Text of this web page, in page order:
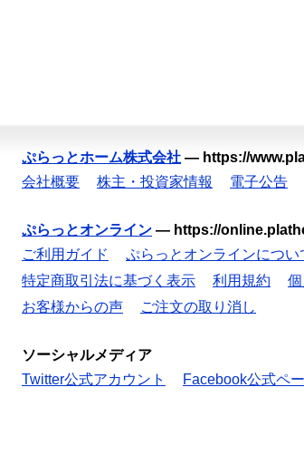
ぷらっとホーム株式会社 — https://
会社概要
株主・投資家情報 電子公告
ぷらっとオンライン — https://
ご利用ガイド
ぷらっとオンラインについ
特定商取引法に基づく表示
利用規約
お客様からの声
ご注文の取り消し
ソーシャルメディア
Twitter公式アカウント
Facebook公式ペ